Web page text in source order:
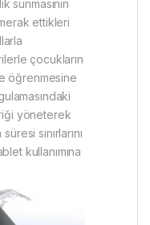
sunmasının
ettikleri
çocukların
öğrenmesine
yöneterek
sınırlarını
kullanımına